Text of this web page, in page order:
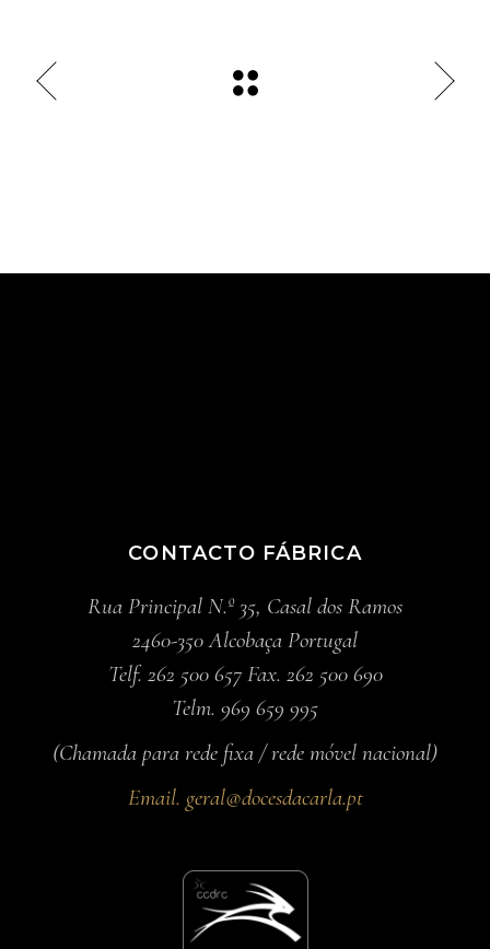
CONTACTO FÁBRICA
Rua Principal N.º 35, Casal dos Ramos
2460-350 Alcobaça Portugal
Telf. 262 500 657 Fax. 262 500 690
Telm. 969 659 995
(Chamada para rede fixa / rede móvel nacional)
Email. geral@docesdacarla.pt